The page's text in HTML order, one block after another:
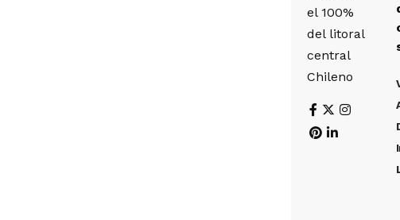
el 100%
del litoral
central
Chileno